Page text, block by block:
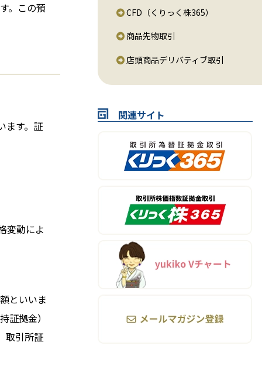
。この預
ます。証
変動によ
といいま
証拠金）
取引所証
CFD（くりっく株365）
商品先物取引
店頭商品デリバティブ取引
関連サイト